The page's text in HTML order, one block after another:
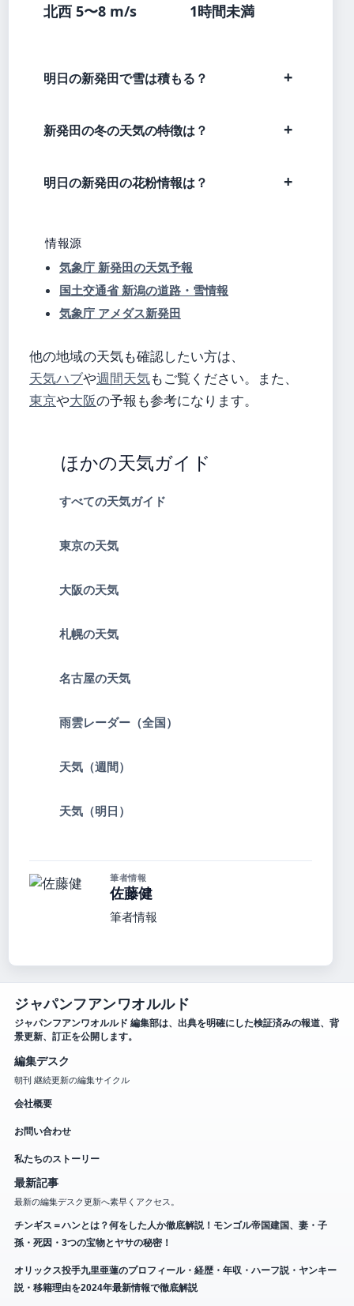
北西 5〜8 m/s 1時間未満
明日の新発田で雪は積もる？
新発田の冬の天気の特徴は？
明日の新発田の花粉情報は？
情報源
気象庁 新発田の天気予報
国土交通省 新潟の道路・雪情報
気象庁 アメダス新発田
他の地域の天気も確認したい方は、
天気ハブや週間天気もご覧ください。また、
東京や大阪の予報も参考になります。
ほかの天気ガイド
すべての天気ガイド
東京の天気
大阪の天気
札幌の天気
名古屋の天気
雨雲レーダー（全国）
天気（週間）
天気（明日）
筆者情報
佐藤健
筆者情報
ジャパンフアンワオルルド
ジャパンフアンワオルルド 編集部は、出典を明確にした検証済みの報道、背
景更新、訂正を公開します。
編集デスク
朝刊 継続更新の編集サイクル
会社概要
お問い合わせ
私たちのストーリー
最新記事
最新の編集デスク更新へ素早くアクセス。
チンギス＝ハンとは？何をした人か徹底解説！モンゴル帝国建国、妻・子
孫・死因・3つの宝物とヤサの秘密！
オリックス投手九里亜蓮のプロフィール・経歴・年収・ハーフ説・ヤンキー
説・移籍理由を2024年最新情報で徹底解説